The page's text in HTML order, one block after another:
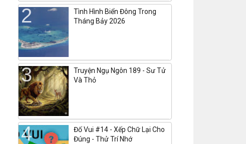
Tình Hình Biển Đông Trong
Tháng Bảy 2026
Truyện Ngụ Ngôn 189 - Sư Tử
Và Thỏ
Đố Vui #14 - Xếp Chữ Lại Cho
Đúng - Thử Trí Nhớ